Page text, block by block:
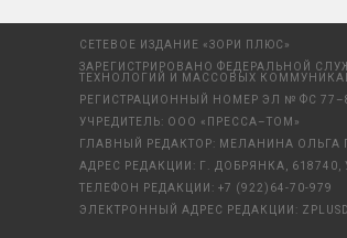
СЕТЕВОЕ ИЗДАНИЕ «ЗОРИ ПЛЮС»
ЗАРЕГИСТРИРОВАНО ФЕДЕРАЛЬНОЙ
ТЕХНОЛОГИЙ И МАССОВЫХ
РЕГИСТРАЦИОННЫЙ НОМЕР ЭЛ № ФС
УЧРЕДИТЕЛЬ: ООО «ПРЕССА–ТОМ»
ГЛАВНЫЙ РЕДАКТОР: МЕЛАНИНА ОЛЬГА
АДРЕС РЕДАКЦИИ: Г. ДОБРЯНКА, 618740,
ТЕЛЕФОН РЕДАКЦИИ: +7 (922)64-70-979
ЭЛЕКТРОННЫЙ АДРЕС РЕДАКЦИИ: